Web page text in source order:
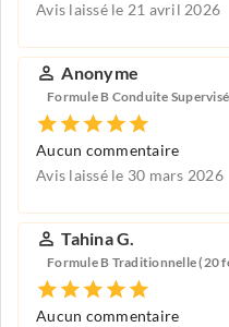
Avis laissé le 21 avril 2026
Anonyme
Formule B Conduite
Aucun commentaire
Avis laissé le 30 mars 2026
Tahina G.
Formule B Traditionnelle (20
Aucun commentaire